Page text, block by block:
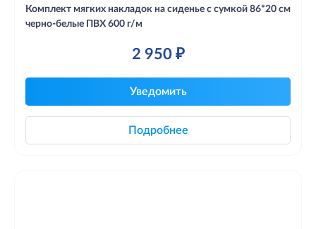
Комплект мягких накладок на сиденье с сумкой 86*20 см
черно-белые ПВХ 600 г/м
2 950 ₽
Уведомить
Подробнее